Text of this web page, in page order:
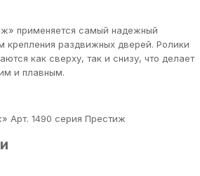
применяется самый надежный
раздвижных дверей. Ролики
как сверху, так и снизу, что делает
и плавным.
серия Престиж